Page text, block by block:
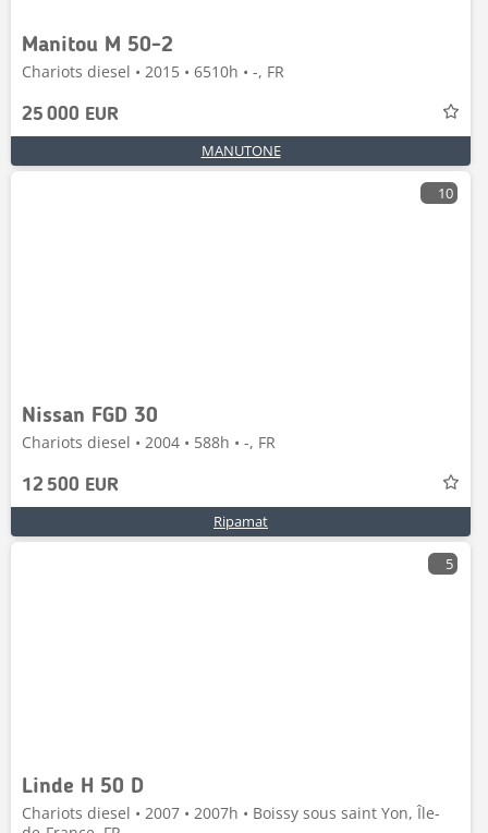
Manitou M 50-2
Chariots diesel • 2015 • 6510h • -, FR
25 000 EUR
MANUTONE
10
Nissan FGD 30
Chariots diesel • 2004 • 588h • -, FR
12 500 EUR
Ripamat
5
Linde H 50 D
Chariots diesel • 2007 • 2007h • Boissy sous saint Yon, Île-